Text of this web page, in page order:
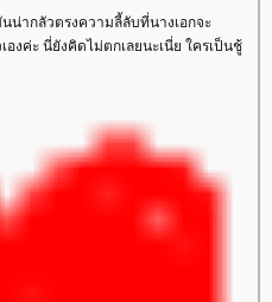
น่ากลัวตรงความลี้ลับที่นางเอกจะ
งค่ะ นี่ยังคิดไม่ตกเลยนะเนี่ย ใครเป็นชู้